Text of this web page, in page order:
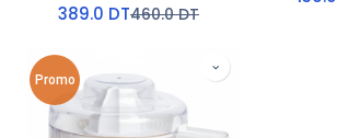
389.0 DT460.0DT
Promo